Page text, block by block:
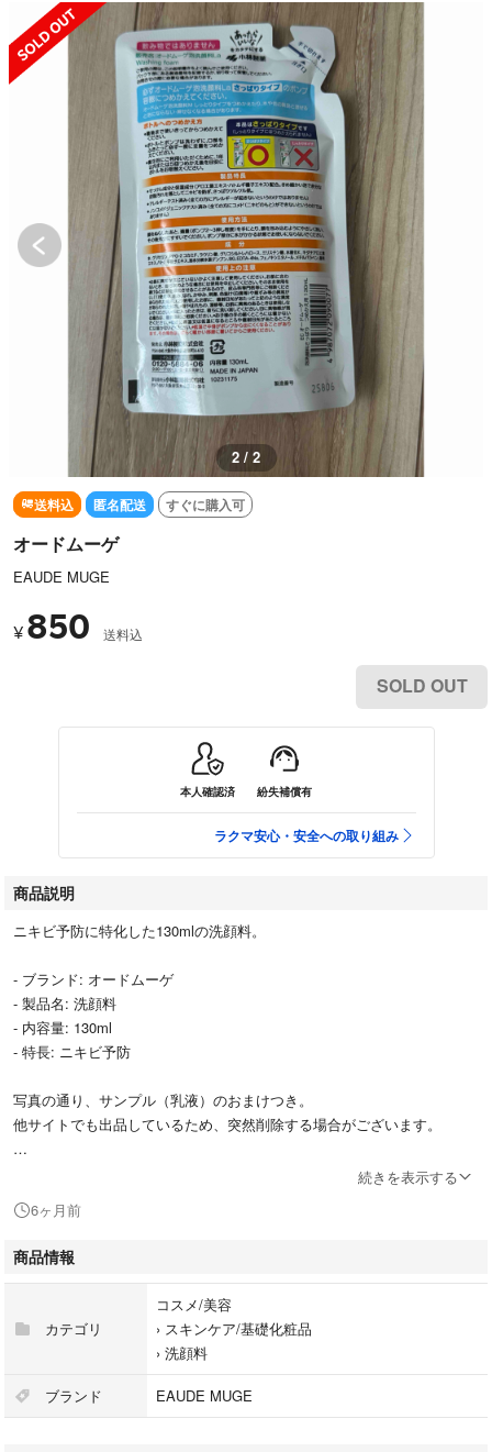
SOLD OUT
1 / 2
送料込 匿名配送 すぐに購入可
オードムーゲ
EAUDE MUGE
¥ 850 送料込
SOLD OUT
本人確認済 紛失補償有
ラクマ安心・安全への取り組み
商品説明
ニキビ予防に特化した130mlの洗顔料。
- ブランド: オードムーゲ
- 製品名: 洗顔料
- 内容量: 130ml
- 特長: ニキビ予防
写真の通り、サンプル（乳液）のおまけつき。
他サイトでも出品しているため、突然削除する場合がございます。
続きを表示する
6ヶ月前
商品情報
カテゴリ
コスメ/美容
› スキンケア/基礎化粧品
› 洗顔料
ブランド EAUDE MUGE